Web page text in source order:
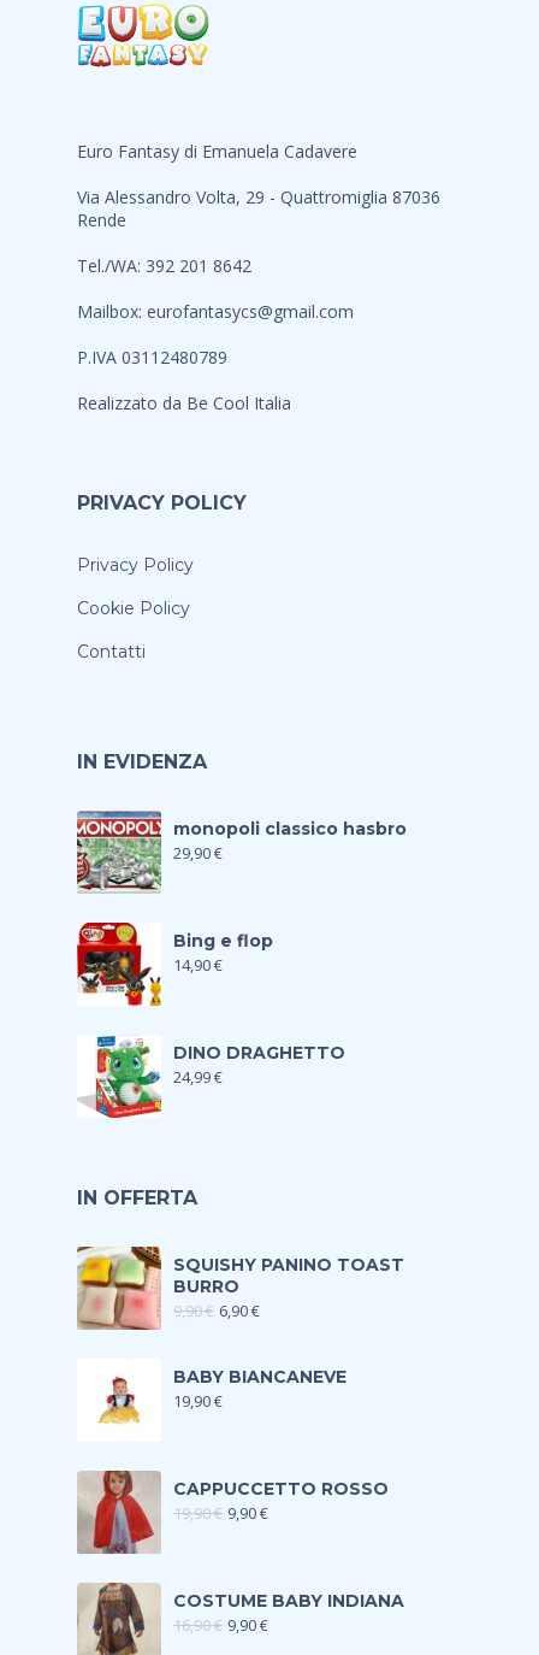
Euro Fantasy di Emanuela Cadavere
Via Alessandro Volta, 29 - Quattromiglia 87036
Rende
Tel./WA: 392 201 8642
Mailbox: eurofantasycs@gmail.com
P.IVA 03112480789
Realizzato da Be Cool Italia
PRIVACY POLICY
Privacy Policy
Cookie Policy
Contatti
IN EVIDENZA
monopoli classico hasbro
29,90€
Bing e flop
14,90€
DINO DRAGHETTO
24,99€
IN OFFERTA
SQUISHY PANINO TOAST
BURRO
9,90€ 6,90€
BABY BIANCANEVE
19,90€
CAPPUCCETTO ROSSO
19,90€ 9,90€
COSTUME BABY INDIANA
16,90€ 9,90€